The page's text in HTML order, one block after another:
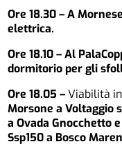
Ore 18.30 – A
elettrica.
Ore 18.10 – Al
dormitorio per gli
Ore 18.05 –Viabilità
Morsone a Voltaggio
a Ovada Gnocchetto
Ssp150 a Bosco